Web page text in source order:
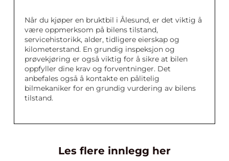
Når du kjøper en bruktbil i Ålesund, er det viktig å
være oppmerksom på bilens tilstand,
servicehistorikk, alder, tidligere eierskap og
kilometerstand. En grundig inspeksjon og
prøvekjøring er også viktig for å sikre at bilen
oppfyller dine krav og forventninger. Det
anbefales også å kontakte en pålitelig
bilmekaniker for en grundig vurdering av bilens
tilstand.
Les flere innlegg her